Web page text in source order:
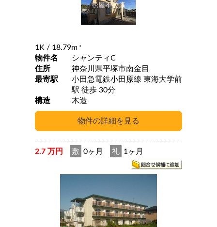
1K / 18.79m 2
物件名
シャンティC
住所
神奈川県平塚市南金目
最寄駅
小田急電鉄小田原線 東海大学前
駅 徒歩 30分
構造
木造
2.7 万円 敷 0ヶ月 礼 1ヶ月